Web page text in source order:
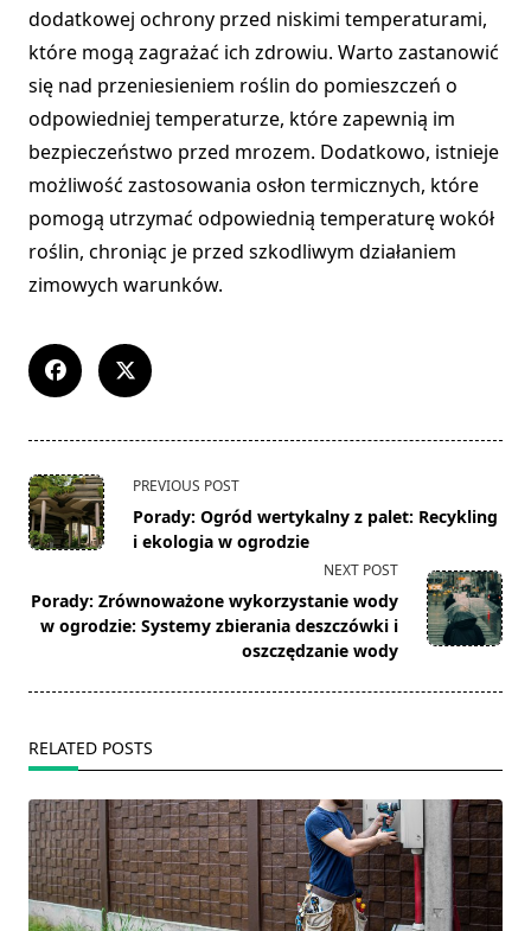
dodatkowej ochrony przed niskimi temperaturami,
które mogą zagrażać ich zdrowiu. Warto zastanowić
się nad przeniesieniem roślin do pomieszczeń o
odpowiedniej temperaturze, które zapewnią im
bezpieczeństwo przed mrozem. Dodatkowo, istnieje
możliwość zastosowania osłon termicznych, które
pomogą utrzymać odpowiednią temperaturę wokół
roślin, chroniąc je przed szkodliwym działaniem
zimowych warunków.
<span
class="nav-
subtitle
reader-
text">Page</span>
PREVIOUS POST
Porady: Ogród wertykalny z palet: Recykling
i ekologia w ogrodzie
NEXT POST
Porady: Zrównoważone wykorzystanie wody
w ogrodzie: Systemy zbierania deszczówki i
oszczędzanie wody
RELATED POSTS